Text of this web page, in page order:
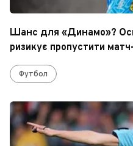
Шанс для «Динамо»?
ризикує пропустити
Футбол